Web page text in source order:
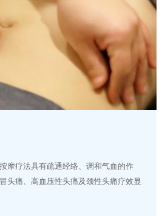
摩疗法具有疏通经络、调和气血的作
头痛、高血压性头痛及颈性头痛疗效显